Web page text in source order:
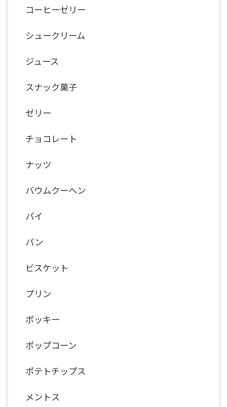
コーヒーゼリー
シュークリーム
ジュース
スナック菓子
ゼリー
チョコレート
ナッツ
バウムクーヘン
パイ
パン
ビスケット
プリン
ポッキー
ポップコーン
ポテトチップス
メントス